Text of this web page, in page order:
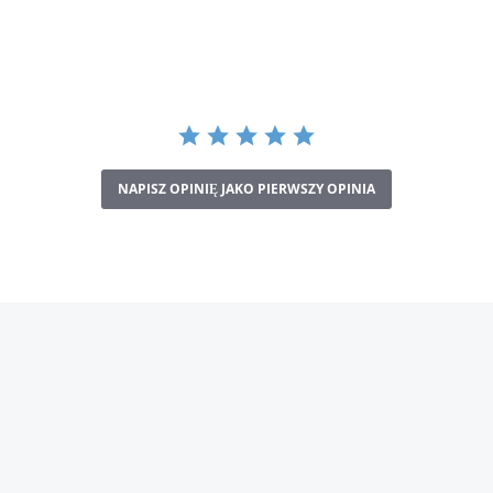
NAPISZ OPINIĘ JAKO PIERWSZY OPINIA